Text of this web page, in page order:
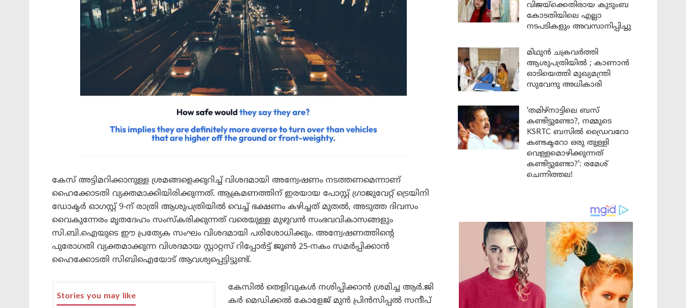
കേസ് അട്ടിമറിക്കാനുള്ള ശ്രമങ്ങളെക്കുറിച്ച് വിശദമായി അന്വേഷണം നടത്തണമെന്നാണ്
ഹൈക്കോടതി വ്യക്തമാക്കിയിരിക്കുന്നത്. ആക്രമണത്തിന് ഇരയായ പോസ്റ്റ് ഗ്രാജുവേറ്റ് ട്രെയിനി
ഡോക്ടർ ഓഗസ്റ്റ് 9-ന് രാത്രി ആശുപത്രിയിൽ വെച്ച് ഭക്ഷണം കഴിച്ചത് മുതൽ, അടുത്ത ദിവസം
വൈകുന്നേരം മൃതദേഹം സംസ്കരിക്കുന്നത് വരെയുള്ള മുഴുവൻ സംഭവവികാസങ്ങളും
സി.ബി.ഐയുടെ ഈ പ്രത്യേക സംഘം വിശദമായി പരിശോധിക്കും. അന്വേഷണത്തിന്റെ
പുരോഗതി വ്യക്തമാക്കുന്ന വിശദമായ സ്റ്റാറ്റസ് റിപ്പോർട്ട് ജൂൺ 25-നകം സമർപ്പിക്കാൻ
ഹൈക്കോടതി സിബിഐയോട് ആവശ്യപ്പെട്ടിട്ടുണ്ട്.
Stories you may like
കേസിൽ തെളിവുകൾ നശിപ്പിക്കാൻ ശ്രമിച്ച ആർ.ജി
കർ മെഡിക്കൽ കോളേജ് മുൻ പ്രിൻസിപ്പൽ സന്ദീപ്
വിജയ്ക്കെതിരായ കുടുംബ
കോടതിയിലെ എല്ലാ
നടപടികളും അവസാനിപ്പിച്ചു
മിഥുൻ ചക്രവർത്തി
ആശുപത്രിയിൽ ; കാണാൻ
ഓടിയെത്തി മുഖ്യമന്ത്രി
സുവേന്ദു അധികാരി
‘തമിഴ്‌നാട്ടിലെ ബസ്
കണ്ടിട്ടുണ്ടോ?, നമ്മുടെ
KSRTC ബസിൽ ഡ്രൈവറോ
കണ്ടക്ടറോ ഒരു തുള്ളി
വെള്ളമൊഴിക്കുന്നത്
കണ്ടിട്ടുണ്ടോ?’: രമേശ്
ചെന്നിത്തല!